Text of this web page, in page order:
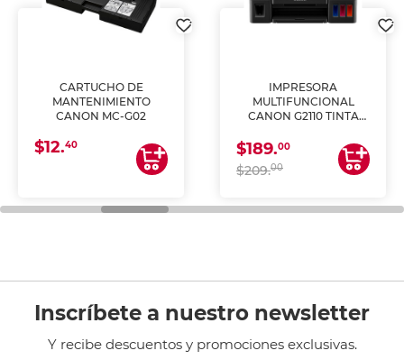
CARTUCHO DE
MANTENIMIENTO
CANON MC-G02
$12.40
IMPRESORA
MULTIFUNCIONAL
CANON G2110 TINTA
$189.00
$209.00
Inscríbete a nuestro newsletter
Y recibe descuentos y promociones exclusivas.